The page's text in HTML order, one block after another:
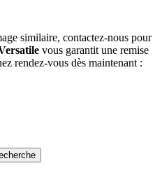
similaire, contactez-nous pour
vous garantit une remise
rendez-vous dès maintenant :